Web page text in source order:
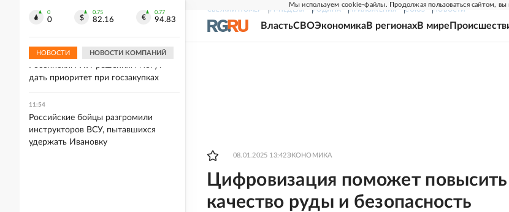
Мы используем cookie-файлы. Продолжая пользоваться сайтом, вы
СВЕЖИЙ НОМЕР РГ-НЕДЕЛЯ РОДИНА ПРИЛОЖЕНИЯ СОЮЗ НОВОСТИ
ВластьСВОЭкономикаВ регионахВ мире
08.01.2025 13:42ЭКОНОМИКА
Цифровизация поможет повысить
качество руды и безопасность
0
0
0.75
82.16
0.77
94.83
НОВОСТИ НОВОСТИ КОМПАНИЙ
"похищенных детей" очередным
12:00
Российским ИИ-решениям могут
дать приоритет при госзакупках
11:54
Российские бойцы разгромили
инструкторов ВСУ, пытавшихся
удержать Ивановку